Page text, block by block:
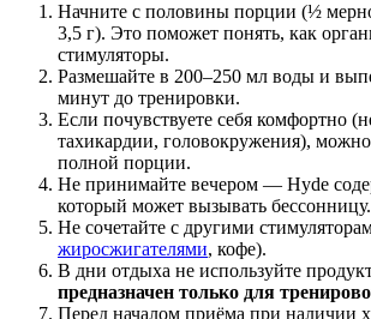
Начните с половины порции (½
3,5 г). Это поможет понять, как
стимуляторы.
Размешайте в 200–250 мл воды и
минут до тренировки.
Если почувствуете себя комфортно
тахикардии, головокружения),
полной порции.
Не принимайте вечером — Hyde
который может вызывать бессонницу.
Не сочетайте с другими
жиросжигателями, кофе).
В дни отдыха не используйте
предназначен только для
Перед началом приёма при наличии